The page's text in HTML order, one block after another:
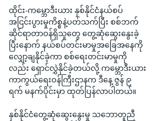
ထိုင်း-ကမ္ဘောဒီးယား နှစ်နိုင်ငံနယ်စပ်
အငြင်းပွားမှုကိစ္စနဲ့ပတ်သက်ပြီး စစ်ဘက်
ဆိုင်ရာတာဝန်ရှိသူတွေ တွေ့ဆုံဆွေးနွေးခဲ့
ပြီးနောက် နယ်စပ်တင်းမာမှုအခြေအနေကို
လျှော့ချနိုင်ခဲ့ကာ စစ်ရေးတင်းမာမှုကို
လည်း ရှောင်လွှဲနိုင်ခဲ့တယ်လို့ ကမ္ဘောဒီးယား
ကာကွယ်ရေးဝန်ကြီးဌာနက ဒီနေ့ ဇွန် ၉
ရက် မနက်ပိုင်းမှာ ထုတ်ပြန်လာပါတယ်။
နှစ်နိုင်ငံတွေ့ဆုံဆွေးနွေးမှု သဘောတူညီ